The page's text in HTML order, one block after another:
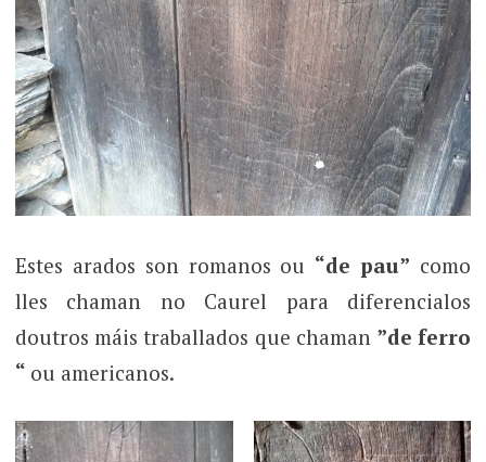
Estes arados son romanos ou “de pau” como
lles chaman no Caurel para diferencialos
doutros máis traballados que chaman ”de ferro
“ ou americanos.